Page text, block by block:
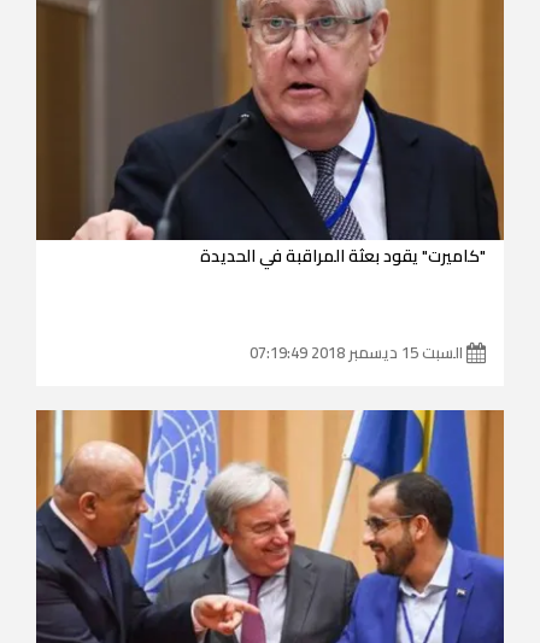
"كاميرت" يقود بعثة المراقبة في الحديدة
السبت 15 ديسمبر 2018 07:19:49